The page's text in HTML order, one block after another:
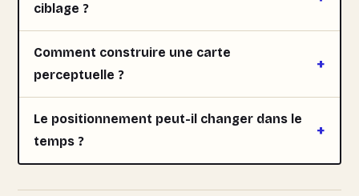
ciblage ?
Comment construire une carte
perceptuelle ?
Le positionnement peut-il changer dans le
temps ?